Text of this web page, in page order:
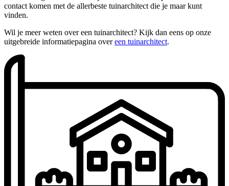
contact komen met de allerbeste tuinarchitect die je maar kunt
vinden.
Wil je meer weten over een tuinarchitect? Kijk dan eens op onze
uitgebreide informatiepagina overeen tuinarchitect.